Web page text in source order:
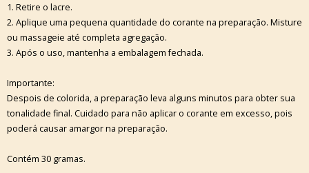
1. Retire o lacre.
2. Aplique uma pequena quantidade do corante na preparação. Misture
ou massageie até completa agregação.
3. Após o uso, mantenha a embalagem fechada.
Importante:
Despois de colorida, a preparação leva alguns minutos para obter sua
tonalidade final. Cuidado para não aplicar o corante em excesso, pois
poderá causar amargor na preparação.
Contém 30 gramas.